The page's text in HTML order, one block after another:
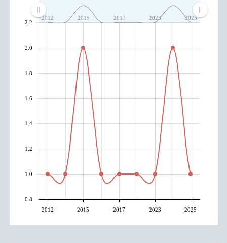
2012 2015 2017 2023 2025
2012 2015 2017 2023 2025
0.8
1.0
1.2
1.4
1.6
1.8
2.0
2.2